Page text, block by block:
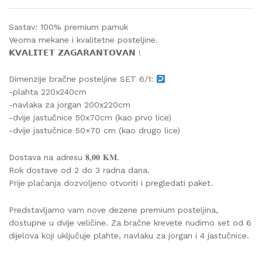
Sastav: 100% premium pamuk
Veoma mekane i kvalitetne posteljine.
𝗞𝗩𝗔𝗟𝗜𝗧𝗘𝗧 𝗭𝗔𝗚𝗔𝗥𝗔𝗡𝗧𝗢𝗩𝗔𝗡 !
Dimenzije bračne posteljine SET 6/1:
-plahta 220x240cm
-navlaka za jorgan 200x220cm
-dvije jastučnice 50x70cm (kao prvo lice)
-dvije jastučnice 50×70 cm (kao drugo lice)
Dostava na adresu 𝟖,𝟎𝟎 𝐊𝐌.
Rok dostave od 2 do 3 radna dana.
Prije plaćanja dozvoljeno otvoriti i pregledati paket.
Predstavljamo vam nove dezene premium posteljina,
dostupne u dvije veličine. Za bračne krevete nudimo set od 6
dijelova koji uključuje plahte, navlaku za jorgan i 4 jastučnice.